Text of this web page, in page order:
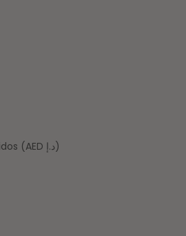
Emiratos Árabes Unidos (AED د.إ)